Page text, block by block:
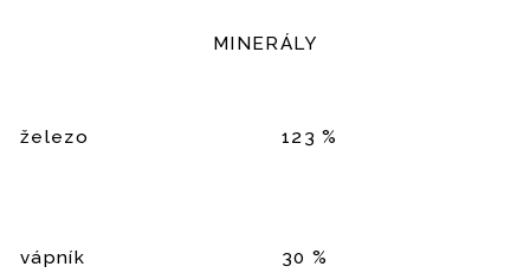
MINERÁLY
železo 123 %
vápník 30 %